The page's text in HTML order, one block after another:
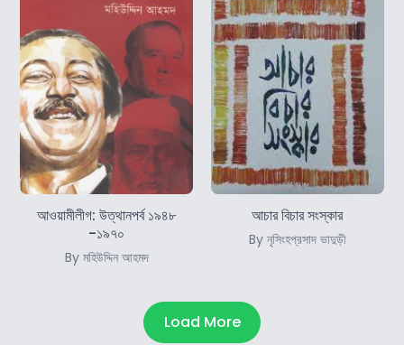
আওয়ামীলীগ: উত্থানপর্ব ১৯৪৮
-১৯৭০
By মহিউদ্দিন আহমদ
আচার বিচার সংস্কার
By নৃসিংহপ্রসাদ ভাদুড়ী
Load More